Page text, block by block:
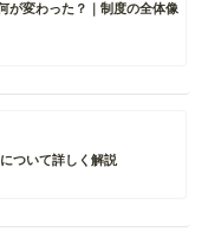
が変わった？｜制度の全体像
ついて詳しく解説